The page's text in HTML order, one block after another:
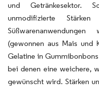
und Getränkesektor.
unmodifizierte
(gewonnen aus Mais und
Gelatine in
bei denen eine weichere,
gewünscht wird. Stärken